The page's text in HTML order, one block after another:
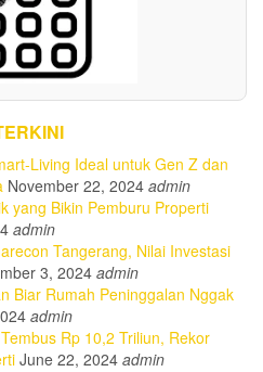
Living Ideal untuk Gen Z dan
November 22, 2024 admin
yang Bikin Pemburu Properti
admin
Tangerang, Nilai Investasi
3, 2024admin
Biar Rumah Peninggalan Nggak
admin
Rp 10,2 Triliun, Rekor
June 22, 2024 admin